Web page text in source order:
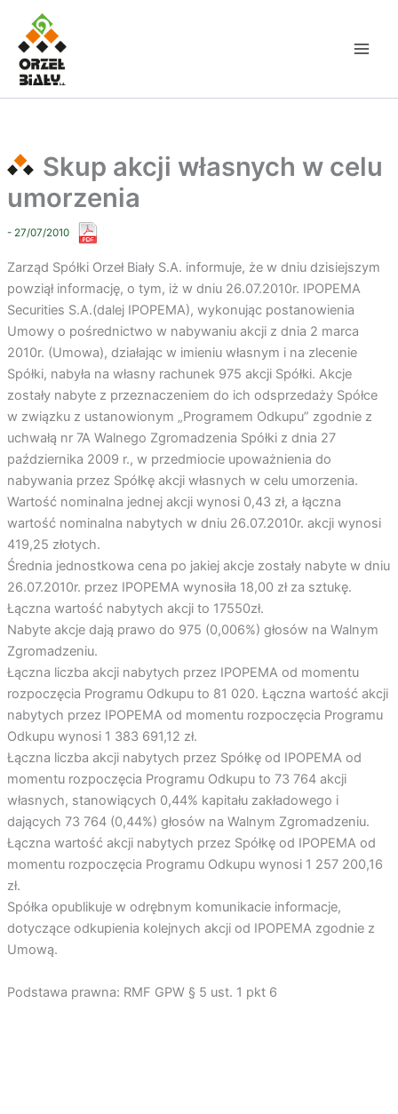
Przejdź
treści
Skup akcji własnych w celu
umorzenia
- 27/07/2010
Zarząd Spółki Orzeł Biały S.A. informuje, że w dniu dzisiejszym
powziął informację, o tym, iż w dniu 26.07.2010r. IPOPEMA
Securities S.A.(dalej IPOPEMA), wykonując postanowienia
Umowy o pośrednictwo w nabywaniu akcji z dnia 2 marca
2010r. (Umowa), działając w imieniu własnym i na zlecenie
Spółki, nabyła na własny rachunek 975 akcji Spółki. Akcje
zostały nabyte z przeznaczeniem do ich odsprzedaży Spółce
w związku z ustanowionym „Programem Odkupu” zgodnie z
uchwałą nr 7A Walnego Zgromadzenia Spółki z dnia 27
października 2009 r., w przedmiocie upoważnienia do
nabywania przez Spółkę akcji własnych w celu umorzenia.
Wartość nominalna jednej akcji wynosi 0,43 zł, a łączna
wartość nominalna nabytych w dniu 26.07.2010r. akcji wynosi
419,25 złotych.
Średnia jednostkowa cena po jakiej akcje zostały nabyte w dniu
26.07.2010r. przez IPOPEMA wynosiła 18,00 zł za sztukę.
Łączna wartość nabytych akcji to 17550zł.
Nabyte akcje dają prawo do 975 (0,006%) głosów na Walnym
Zgromadzeniu.
Łączna liczba akcji nabytych przez IPOPEMA od momentu
rozpoczęcia Programu Odkupu to 81 020. Łączna wartość akcji
nabytych przez IPOPEMA od momentu rozpoczęcia Programu
Odkupu wynosi 1 383 691,12 zł.
Łączna liczba akcji nabytych przez Spółkę od IPOPEMA od
momentu rozpoczęcia Programu Odkupu to 73 764 akcji
własnych, stanowiących 0,44% kapitału zakładowego i
dających 73 764 (0,44%) głosów na Walnym Zgromadzeniu.
Łączna wartość akcji nabytych przez Spółkę od IPOPEMA od
momentu rozpoczęcia Programu Odkupu wynosi 1 257 200,16
zł.
Spółka opublikuje w odrębnym komunikacie informacje,
dotyczące odkupienia kolejnych akcji od IPOPEMA zgodnie z
Umową.
Podstawa prawna: RMF GPW § 5 ust. 1 pkt 6